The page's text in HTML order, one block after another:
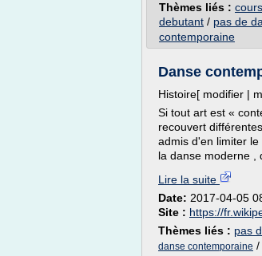
Thèmes liés :
debutant / pas de
contemporaine
Danse
Histoire[ modifier |
Si tout art est «
recouvert
admis d'en limiter
la danse moderne ,
Lire la suite
Date: 2017-04-05
Site : https://
Thèmes liés : pas
danse contemporaine /